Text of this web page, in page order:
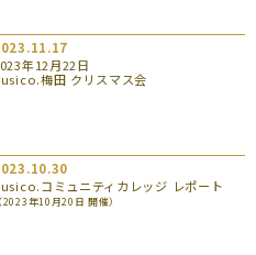
年12月22日
梅田 クリスマス会
コミュニティカレッジ レポート
（2023年10月20日 開催）